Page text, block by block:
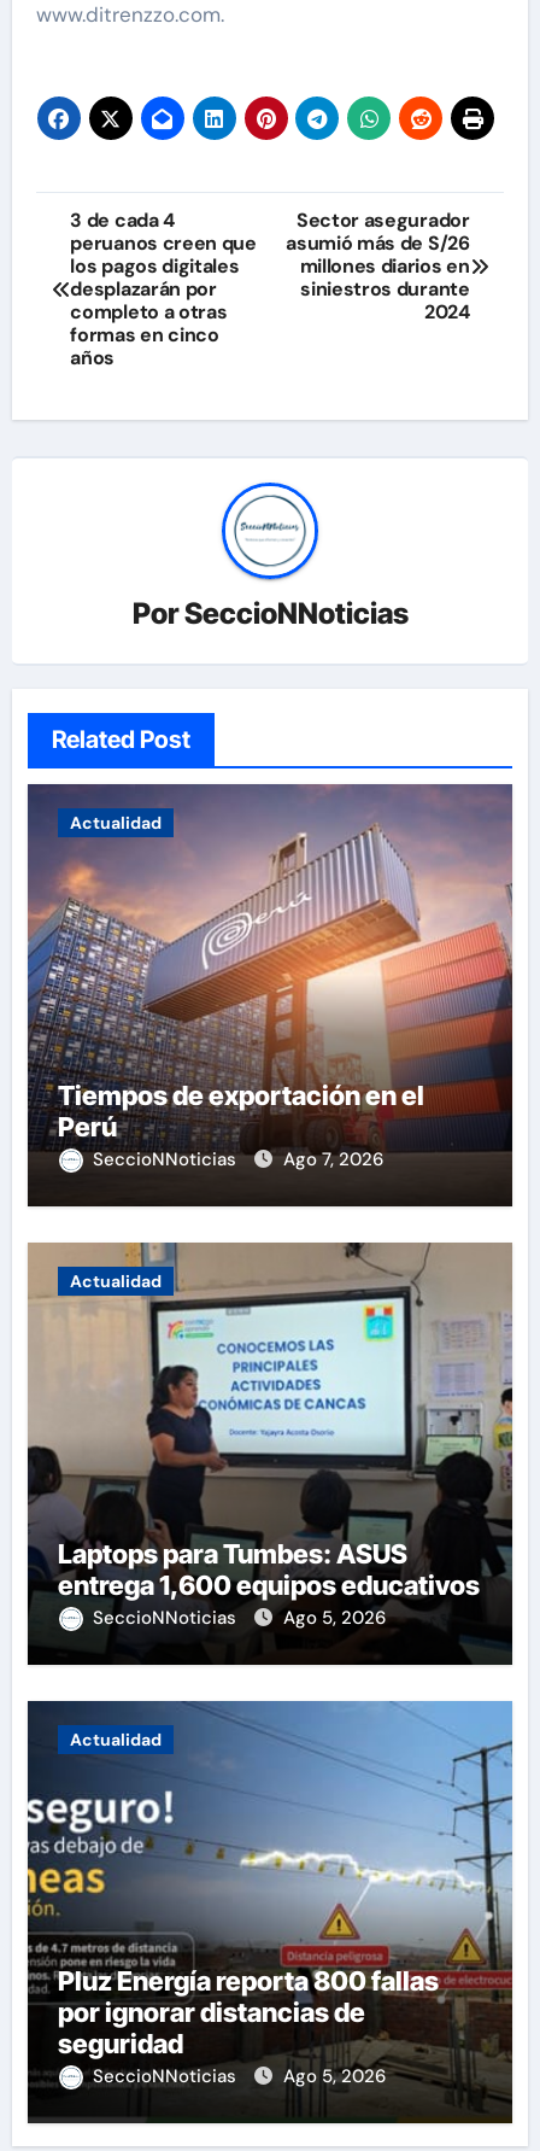
www.ditrenzzo.com.
Navegación
de
entradas
3 de cada 4
peruanos creen que
los pagos digitales
desplazarán por
completo a otras
formas en cinco
años
Sector asegurador
asumió más de S/26
millones diarios en
siniestros durante
2024
PorSeccioNNoticias
Related Post
Actualidad
Tiempos de exportación en el
Perú
SeccioNNoticias Ago 7, 2026
Actualidad
Laptops para Tumbes: ASUS
entrega 1,600 equipos educativos
SeccioNNoticias Ago 5, 2026
Actualidad
Pluz Energía reporta 800 fallas
por ignorar distancias de
seguridad
SeccioNNoticias Ago 5, 2026